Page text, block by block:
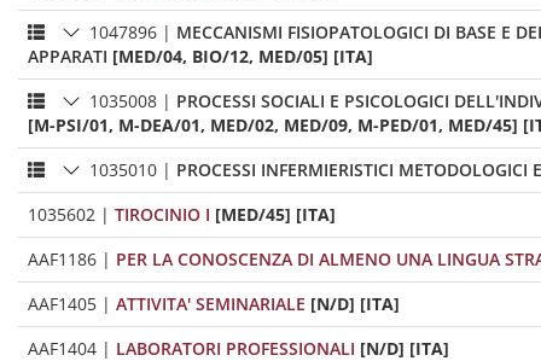
1047896 | MECCANISMI FISIOPATOLOGICI DI BASE E
APPARATI [MED/04, BIO/12, MED/05] [ITA]
1035008 | PROCESSI SOCIALI E PSICOLOGICI
[M-PSI/01, M-DEA/01, MED/02, MED/09, M-PED/01, MED/45]
1035010 | PROCESSI INFERMIERISTICI METODOLOGICI
1035602 | TIROCINIO I [MED/45] [ITA]
AAF1186 | PER LA CONOSCENZA DI ALMENO UNA LINGUA
AAF1405 | ATTIVITA' SEMINARIALE [N/D] [ITA]
AAF1404 | LABORATORI PROFESSIONALI [N/D] [ITA]